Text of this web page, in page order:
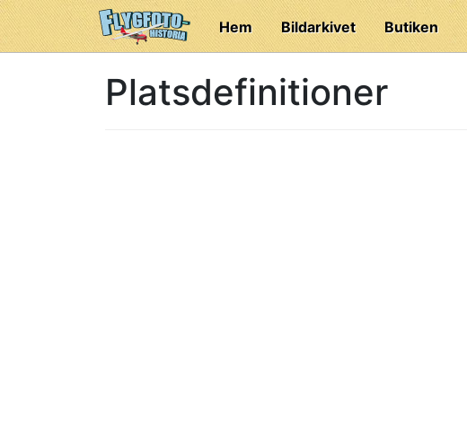
Hem Bildarkivet Butiken
Platsdefinitioner